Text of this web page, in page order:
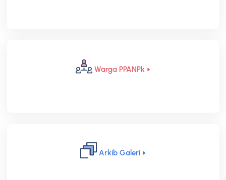
Warga PPANPk
Arkib Galeri